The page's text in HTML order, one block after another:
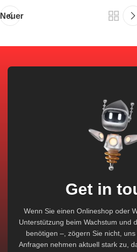
Neuer
Get in
Wenn Sie einen Onlineshop oder
Unterstützung beim Wachstum und
benötigen –, zögern Sie nicht,
Anfragen nehmen aktuell stark zu,